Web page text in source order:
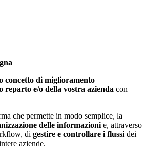
concetto di miglioramento
reparto e/o della vostra azienda con
che permette in modo semplice, la
delle informazioni e, attraverso
di gestire e controllare i flussi dei
aziende.